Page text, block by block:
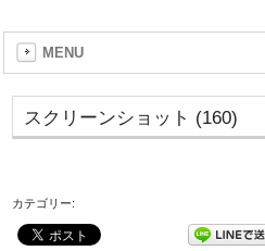
MENU
スクリーンショット (160)
カテゴリー: